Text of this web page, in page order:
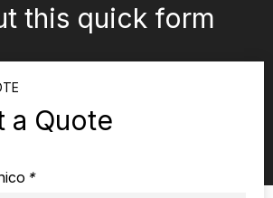
this quick form
a Quote
*